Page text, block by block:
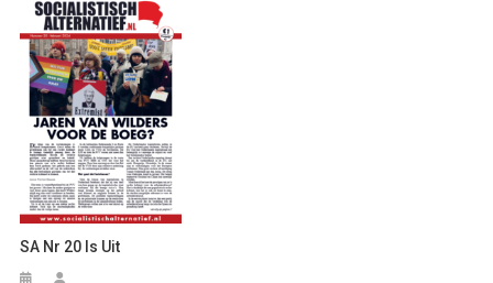
SA Nr 20 Is Uit